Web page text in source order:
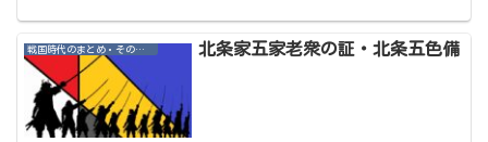
戦国時代のまとめ・その他記事 北条家五家老衆の証・北条五色備